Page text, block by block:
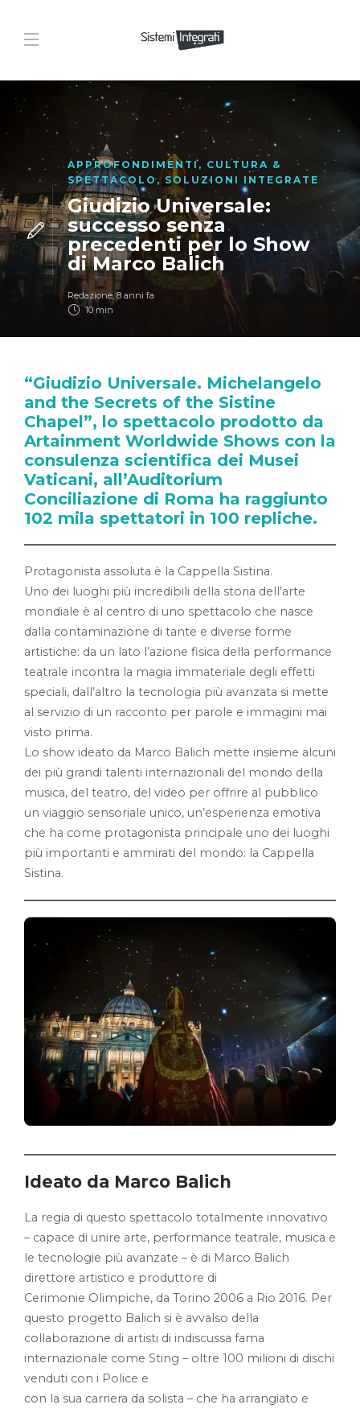
APPROFONDIMENTI, CULTURA &
SPETTACOLO, SOLUZIONI INTEGRATE
Giudizio Universale:
successo senza
precedenti per lo Show
di Marco Balich
Redazione, 8 anni fa
10 min
“Giudizio Universale. Michelangelo
and the Secrets of the Sistine
Chapel”, lo spettacolo prodotto da
Artainment Worldwide Shows con la
consulenza scientifica dei Musei
Vaticani, all’Auditorium
Conciliazione di Roma ha raggiunto
102 mila spettatori in 100 repliche.
Protagonista assoluta è la Cappella Sistina.
Uno dei luoghi più incredibili della storia dell’arte
mondiale è al centro di uno spettacolo che nasce
dalla contaminazione di tante e diverse forme
artistiche: da un lato l’azione fisica della performance
teatrale incontra la magia immateriale degli effetti
speciali, dall’altro la tecnologia più avanzata si mette
al servizio di un racconto per parole e immagini mai
visto prima.
Lo show ideato da Marco Balich mette insieme alcuni
dei più grandi talenti internazionali del mondo della
musica, del teatro, del video per offrire al pubblico
un viaggio sensoriale unico, un’esperienza emotiva
che ha come protagonista principale uno dei luoghi
più importanti e ammirati del mondo: la Cappella
Sistina.
Ideato da Marco Balich
La regia di questo spettacolo totalmente innovativo
– capace di unire arte, performance teatrale, musica e
le tecnologie più avanzate – è di Marco Balich
direttore artistico e produttore di
Cerimonie Olimpiche, da Torino 2006 a Rio 2016. Per
questo progetto Balich si è avvalso della
collaborazione di artisti di indiscussa fama
internazionale come Sting – oltre 100 milioni di dischi
venduti con i Police e
con la sua carriera da solista – che ha arrangiato e